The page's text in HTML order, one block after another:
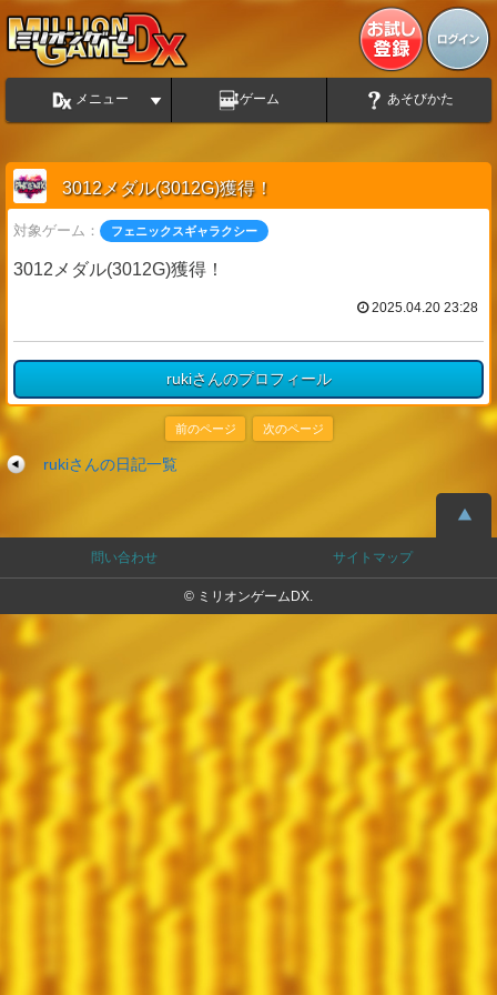
メニュー ゲーム あそびかた
3012メダル(3012G)獲得！
対象ゲーム： フェニックスギャラクシー
3012メダル(3012G)獲得！
2025.04.20 23:28
rukiさんのプロフィール
前のページ 次のページ
rukiさんの日記一覧
問い合わせ サイトマップ
© ミリオンゲームDX.